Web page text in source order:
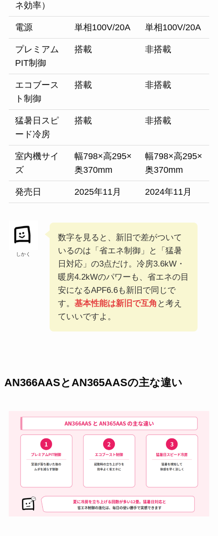
ネ効率）
電源 単相100V/20A 単相100V/20A
プレミアム
PIT制御
搭載 非搭載
エコブース
ト制御
搭載 非搭載
猛暑日スピ
ード冷房
搭載 非搭載
室内機サイ
ズ
幅798×高295×
奥370mm
幅798×高295×
奥370mm
発売日 2025年11月 2024年11月
しかく
数字を見ると、新旧で差がついて
いるのは「省エネ制御」と「猛暑
日対応」の3点だけ。冷房3.6kW・
暖房4.2kWのパワーも、省エネの目
安になるAPF6.6も新旧で同じで
す。 基本性能は新旧で互角 と考え
ていいですよ。
AN366AASとAN365AASの主な違い